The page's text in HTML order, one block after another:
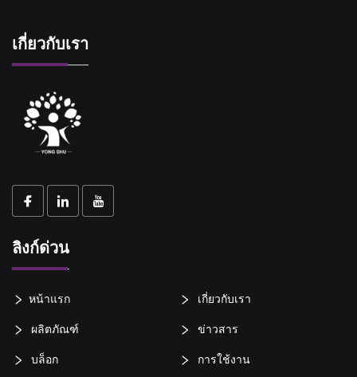
เกี่ยวกับเรา
ลิงก์ด่วน
หน้าแรก เกี่ยวกับเรา
ผลิตภัณฑ์ ข่าวสาร
บล็อก การใช้งาน